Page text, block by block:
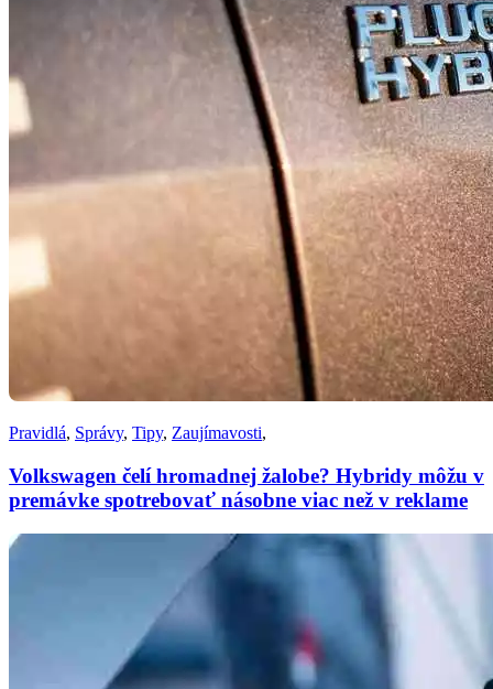
Pravidlá, Správy, Tipy, Zaujímavosti,
Volkswagen čelí hromadnej žalobe? Hybridy môžu v
premávke spotrebovať násobne viac než v reklame